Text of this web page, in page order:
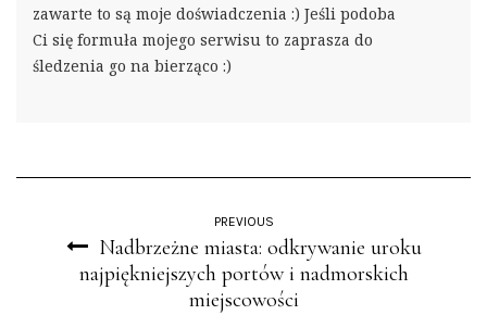
zawarte to są moje doświadczenia :) Jeśli podoba
Ci się formuła mojego serwisu to zaprasza do
śledzenia go na bierząco :)
PREVIOUS
Nadbrzeżne miasta: odkrywanie uroku
najpiękniejszych portów i nadmorskich
miejscowości